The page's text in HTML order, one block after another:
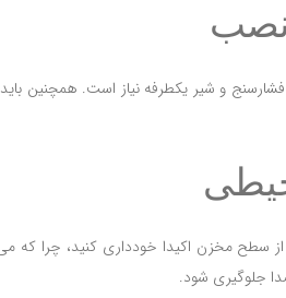
نصب
فشارسنج و شیر یکطرفه نیاز است. همچنین
سطح مخزن اکیدا خودداری کنید، چرا که
جلوگیری شود.